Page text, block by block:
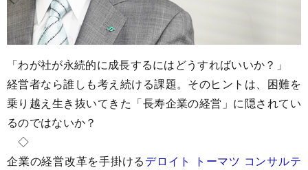
「わが社が永続的に成長するにはどうすればいいか？」
経営者なら誰しも考え続ける課題。そのヒントは、困難を
乗り越え生き抜いてきた「長寿企業の経営」に隠されてい
るのではないか？
◇
企業の経営改革を手掛けるデロイト トーマツ コンサルテ